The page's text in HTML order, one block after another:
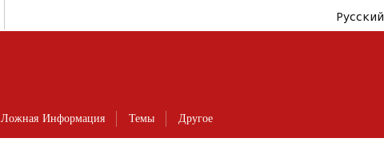
Русский
Ложная Информация Темы Другое